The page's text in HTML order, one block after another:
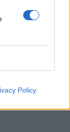
Policy